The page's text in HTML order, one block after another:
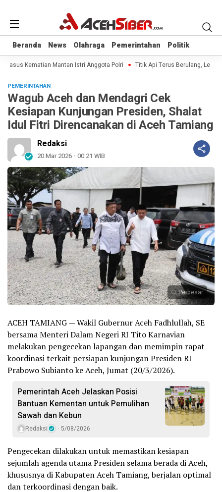
Beranda News Olahraga Pemerintahan Politik
Beranda News Olahraga Pemerintahan Politik
Kematian Mantan Istri Anggota Polri Titik Api Terus Berulang,
PEMERINTAHAN
Wagub Aceh dan Mendagri Cek
Kesiapan Kunjungan Presiden, Shalat
Idul Fitri Direncanakan di Aceh Tamiang
Redaksi
20 Mar 2026 - 00:21 WIB
Perbesar
ACEH TAMIANG — Wakil Gubernur Aceh Fadhlullah, SE
bersama Menteri Dalam Negeri RI Tito Karnavian
melakukan pengecekan lapangan dan memimpin rapat
koordinasi terkait persiapan kunjungan Presiden RI
Prabowo Subianto ke Aceh, Jumat (20/3/2026).
Pemerintah Aceh Jelaskan Posisi
Bantuan Kementan untuk Pemulihan
Sawah dan Kebun
Redaksi 5/08/2026
Pengecekan dilakukan untuk memastikan kesiapan
sejumlah agenda utama Presiden selama berada di Aceh,
khususnya di Kabupaten Aceh Tamiang, berjalan optimal
dan terkoordinasi dengan baik.